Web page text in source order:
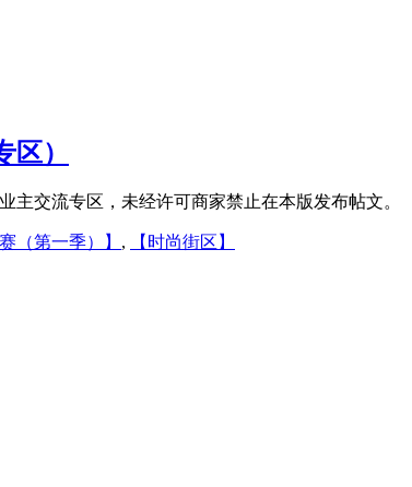
）
交流专区，未经许可商家禁止在本版发布帖文。
（第一季）】 , 【时尚街区】